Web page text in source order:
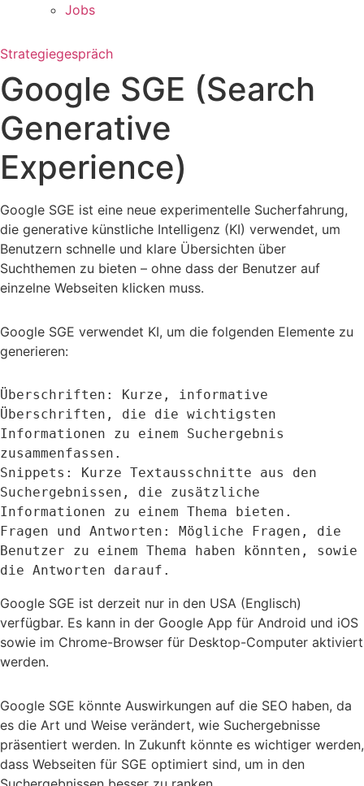
Jobs
Strategiegespräch
Google SGE (Search
Generative
Experience)
Google SGE ist eine neue experimentelle Sucherfahrung,
die generative künstliche Intelligenz (KI) verwendet, um
Benutzern schnelle und klare Übersichten über
Suchthemen zu bieten – ohne dass der Benutzer auf
einzelne Webseiten klicken muss.
Google SGE verwendet KI, um die folgenden Elemente zu
generieren:
Überschriften: Kurze, informative
Überschriften, die die wichtigsten
Informationen zu einem Suchergebnis
zusammenfassen.
Snippets: Kurze Textausschnitte aus den
Suchergebnissen, die zusätzliche
Informationen zu einem Thema bieten.
Fragen und Antworten: Mögliche Fragen, die
Benutzer zu einem Thema haben könnten, sowie
Google SGE ist derzeit nur in den USA (Englisch)
verfügbar. Es kann in der Google App für Android und iOS
sowie im Chrome-Browser für Desktop-Computer aktiviert
werden.
Google SGE könnte Auswirkungen auf die SEO haben, da
es die Art und Weise verändert, wie Suchergebnisse
präsentiert werden. In Zukunft könnte es wichtiger werden,
dass Webseiten für SGE optimiert sind, um in den